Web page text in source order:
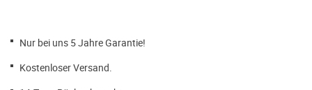
Nur bei uns 5 Jahre Garantie!
Kostenloser Versand.